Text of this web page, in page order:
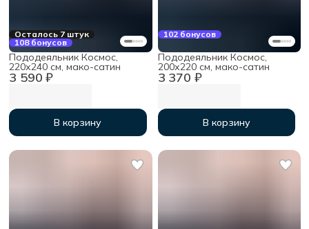
Осталось 7 штук
108 бонусов
3 590 ₽
Пододеяльник Космос,
220х240 см, мако-сатин
В корзину
102 бонусов
3 370 ₽
Пододеяльник Космос,
200х220 см, мако-сатин
В корзину